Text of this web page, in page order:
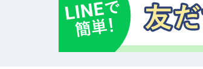
でおもてなしの心を発揮してください。
ーー【多様な働き方を応援する、安心の職場